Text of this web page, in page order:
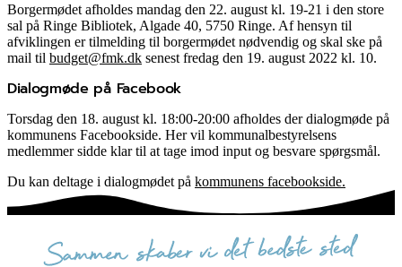
Borgermødet afholdes mandag den 22. august kl. 19-21 i den store
sal på Ringe Bibliotek, Algade 40, 5750 Ringe. Af hensyn til
afviklingen er tilmelding til borgermødet nødvendig og skal ske på
mail til budget@fmk.dk senest fredag den 19. august 2022 kl. 10.
Dialogmøde på Facebook
Torsdag den 18. august kl. 18:00-20:00 afholdes der dialogmøde på
kommunens Facebookside. Hervil kommunalbestyrelsens
medlemmer sidde klar til at tage imod input og besvare spørgsmål.
Du kan deltage i dialogmødet på kommunens facebookside.
sammen skaber vi det bedste sted